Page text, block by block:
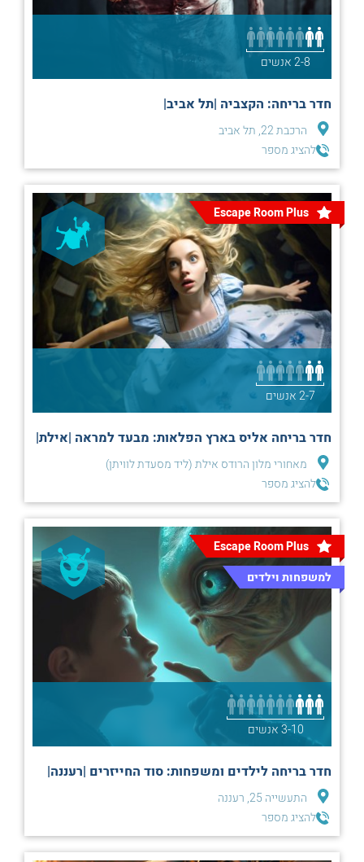
2-8 אנשים
חדר בריחה: הקצביה |תל אביב|
הרכבת 22, תל אביב
להציג מספר
Escape Room Plus
2-7 אנשים
חדר בריחה אליס בארץ הפלאות: מבעד למראה |אילת|
מאחורי מלון הרודס אילת (ליד מסעדת לוויתן)
להציג מספר
Escape Room Plus
למשפחות וילדים
3-10 אנשים
חדר בריחה לילדים ומשפחות: סוד החייזרים |רעננה|
התעשייה 25, רעננה
להציג מספר